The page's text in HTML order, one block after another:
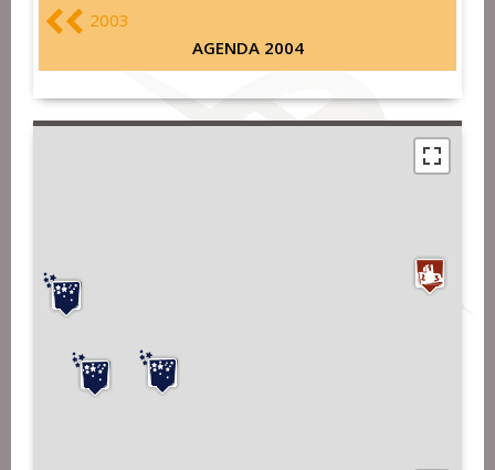
2003
AGENDA 2004